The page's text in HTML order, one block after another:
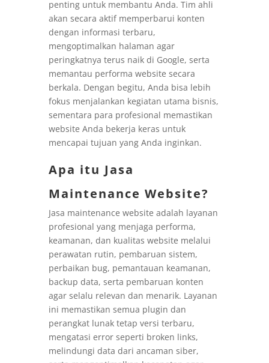
penting untuk membantu Anda. Tim ahli
akan secara aktif memperbarui konten
dengan informasi terbaru,
mengoptimalkan halaman agar
peringkatnya terus naik di Google, serta
memantau performa website secara
berkala. Dengan begitu, Anda bisa lebih
fokus menjalankan kegiatan utama bisnis,
sementara para profesional memastikan
website Anda bekerja keras untuk
mencapai tujuan yang Anda inginkan.
Apa itu Jasa
Maintenance Website?
Jasa maintenance website adalah layanan
profesional yang menjaga performa,
keamanan, dan kualitas website melalui
perawatan rutin, pembaruan sistem,
perbaikan bug, pemantauan keamanan,
backup data, serta pembaruan konten
agar selalu relevan dan menarik. Layanan
ini memastikan semua plugin dan
perangkat lunak tetap versi terbaru,
mengatasi error seperti broken links,
melindungi data dari ancaman siber,